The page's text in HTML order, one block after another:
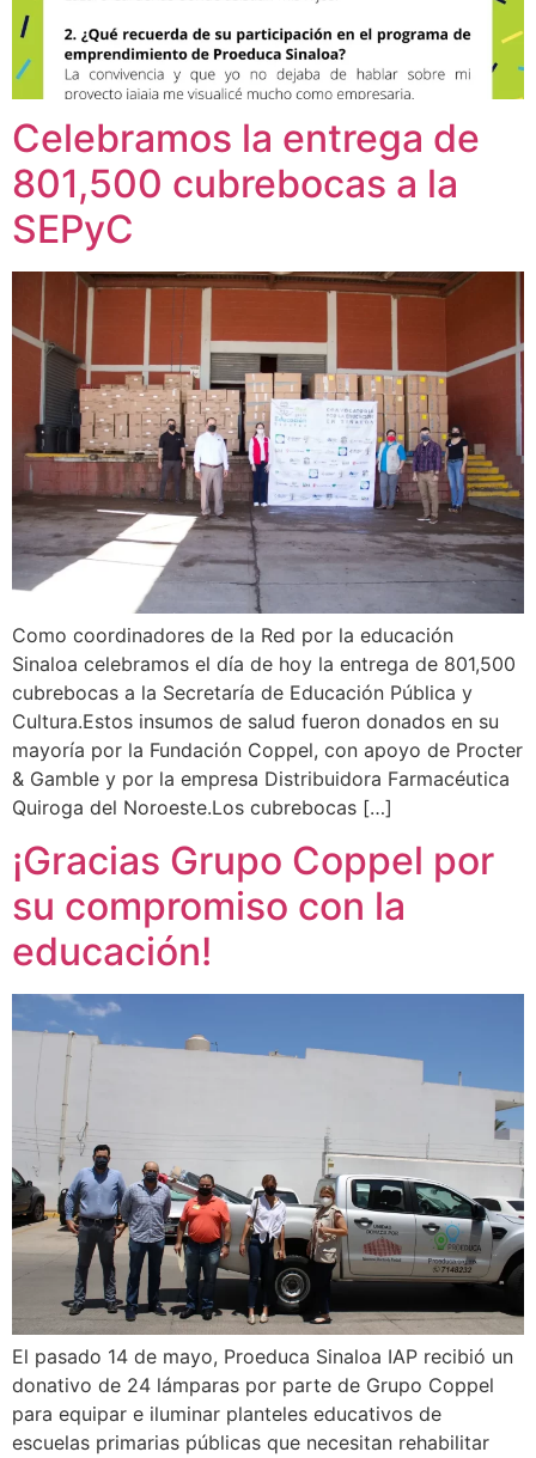
Celebramos la entrega de
801,500 cubrebocas a la
SEPyC
Como coordinadores de la Red por la educación
Sinaloa celebramos el día de hoy la entrega de 801,500
cubrebocas a la Secretaría de Educación Pública y
Cultura.Estos insumos de salud fueron donados en su
mayoría por la Fundación Coppel, con apoyo de Procter
& Gamble y por la empresa Distribuidora Farmacéutica
Quiroga del Noroeste.Los cubrebocas […]
¡Gracias Grupo Coppel por
su compromiso con la
educación!
El pasado 14 de mayo, Proeduca Sinaloa IAP recibió un
donativo de 24 lámparas por parte de Grupo Coppel
para equipar e iluminar planteles educativos de
escuelas primarias públicas que necesitan rehabilitar